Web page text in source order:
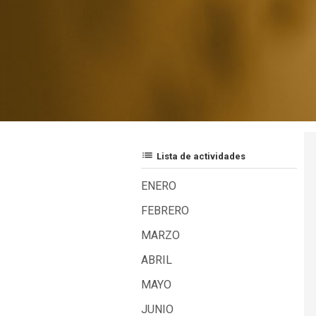
list Lista de actividades
ENERO
FEBRERO
MARZO
ABRIL
MAYO
JUNIO